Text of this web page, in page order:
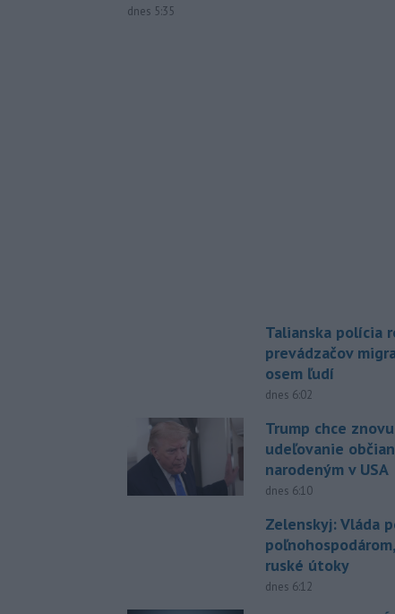
dnes 5:35
Talianska polícia
prevádzačov
osem ľudí
dnes 6:02
Trump chce
udeľovanie
narodeným v USA
dnes 6:10
Zelenskyj: Vláda
ruské útoky
dnes 6:12